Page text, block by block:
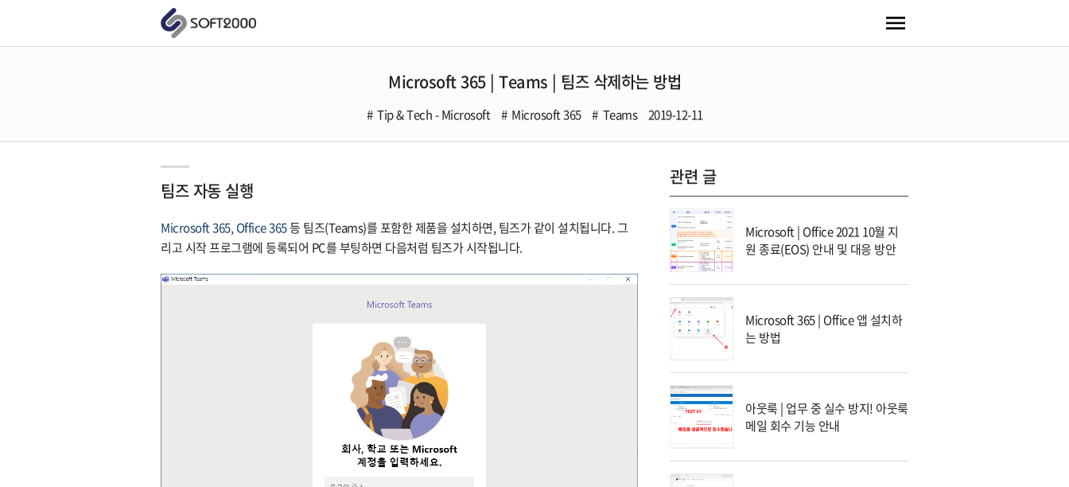
Microsoft 365 | Teams | 팀즈 삭제하는 방법
Tip & Tech - Microsoft Microsoft 365 Teams 2019-12-11
팀즈 자동 실행
Microsoft 365, Office 365등 팀즈(Teams)를 포함한 제품을 설치하면, 팀즈가 같이 설치됩니다. 그
리고 시작 프로그램에 등록되어 PC를 부팅하면 다음처럼 팀즈가 시작됩니다.
관련 글
Microsoft | Office 2021 10월 지
원 종료(EOS) 안내 및 대응 방안
Microsoft 365 | Office 앱 설치하
는 방법
아웃룩 | 업무 중 실수 방지! 아웃룩
메일 회수 기능 안내